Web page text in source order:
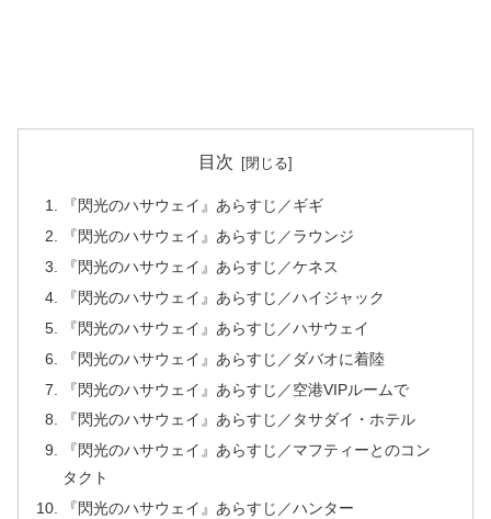
目次
『閃光のハサウェイ』あらすじ／ギギ
『閃光のハサウェイ』あらすじ／ラウンジ
『閃光のハサウェイ』あらすじ／ケネス
『閃光のハサウェイ』あらすじ／ハイジャック
『閃光のハサウェイ』あらすじ／ハサウェイ
『閃光のハサウェイ』あらすじ／ダバオに着陸
『閃光のハサウェイ』あらすじ／空港VIPルームで
『閃光のハサウェイ』あらすじ／タサダイ・ホテル
『閃光のハサウェイ』あらすじ／マフティーとのコン
タクト
『閃光のハサウェイ』あらすじ／ハンター